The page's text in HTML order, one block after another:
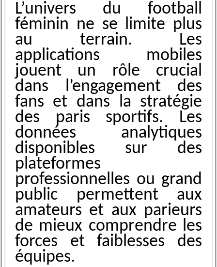
L’univers du football
féminin ne se limite plus
au terrain. Les
applications mobiles
jouent un rôle crucial
dans l’engagement des
fans et dans la stratégie
des paris sportifs. Les
données analytiques
disponibles sur des
plateformes
professionnelles ou grand
public permettent aux
amateurs et aux parieurs
de mieux comprendre les
forces et faiblesses des
équipes.